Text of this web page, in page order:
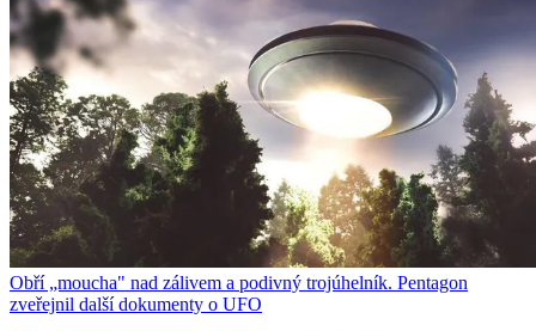
Obří „moucha" nad zálivem a podivný trojúhelník. Pentagon
zveřejnil další dokumenty o UFO